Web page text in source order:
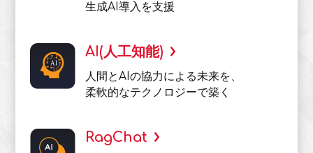
生成AI導入を支援
AI(人工知能)
人間とAIの協力による未来を、
柔軟的なテクノロジーで築く
RagChat